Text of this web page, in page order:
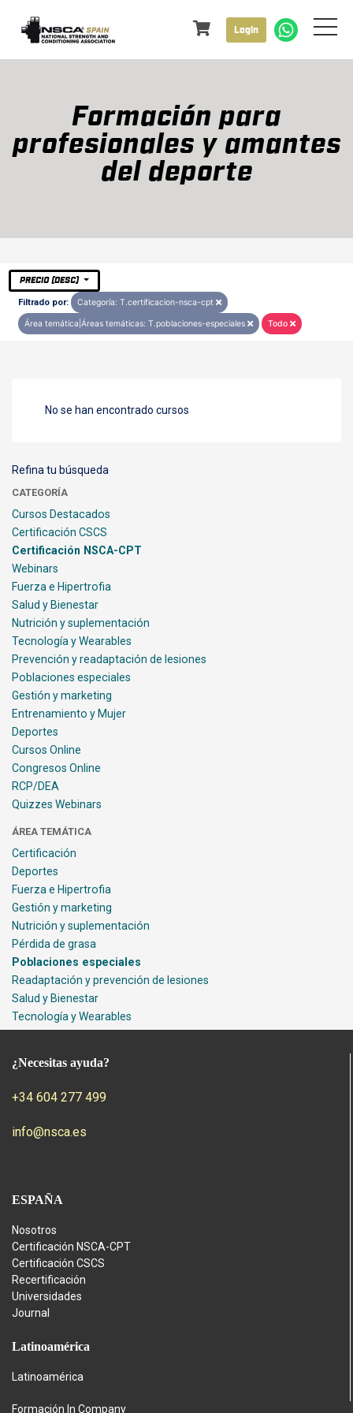
Login
Formación para
profesionales y amantes
del deporte
PRECIO (DESC)
Filtrado por: Categoría: T.certificacion-nsca-cpt
Área temática|Áreas temáticas: T.poblaciones-especiales Todo
No se han encontrado cursos
Refina tu búsqueda
CATEGORÍA
Cursos Destacados
Certificación CSCS
Certificación NSCA-CPT
Webinars
Fuerza e Hipertrofia
Salud y Bienestar
Nutrición y suplementación
Tecnología y Wearables
Prevención y readaptación de lesiones
Poblaciones especiales
Gestión y marketing
Entrenamiento y Mujer
Deportes
Cursos Online
Congresos Online
RCP/DEA
Quizzes Webinars
ÁREA TEMÁTICA
Certificación
Deportes
Fuerza e Hipertrofia
Gestión y marketing
Nutrición y suplementación
Pérdida de grasa
Poblaciones especiales
Readaptación y prevención de lesiones
Salud y Bienestar
Tecnología y Wearables
¿Necesitas ayuda?
+34 604 277 499
info@nsca.es
ESPAÑA
Nosotros
Certificación NSCA-CPT
Certificación CSCS
Recertificación
Universidades
Journal
Latinoamérica
Latinoamérica
Formación In Company